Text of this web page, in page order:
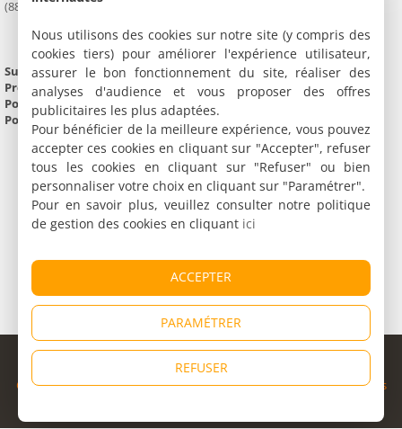
(88) Vosges
Superficie :48 124 km²
Préfecture :Strasbourg
Population : 5 386 884 habitants
Point culminant : Ballon de Guebwiller (1 426 m)
© Copyright 1998 - 2026
Cybevasion|Mentions légales|Confidentialité|CGU|Informations
Nous utilisons des cookies sur notre site (y compris des
cookies tiers) pour améliorer l'expérience utilisateur,
assurer le bon fonctionnement du site, réaliser des
analyses d'audience et vous proposer des offres
publicitaires les plus adaptées.
Pour bénéficier de la meilleure expérience, vous pouvez
accepter ces cookies en cliquant sur "Accepter", refuser
tous les cookies en cliquant sur "Refuser" ou bien
personnaliser votre choix en cliquant sur "Paramétrer".
Pour en savoir plus, veuillez consulter notre politique
de gestion des cookies en cliquant ici
ACCEPTER
PARAMÉTRER
REFUSER